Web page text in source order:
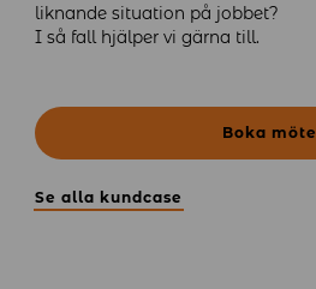
liknande situation på jobbet?
I så fall hjälper vi gärna till.
Boka möte
Se alla kundcase